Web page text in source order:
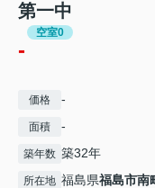
第一中
空室0
-
価格 -
面積 -
築年数 築32年
所在地 福島県福島市南